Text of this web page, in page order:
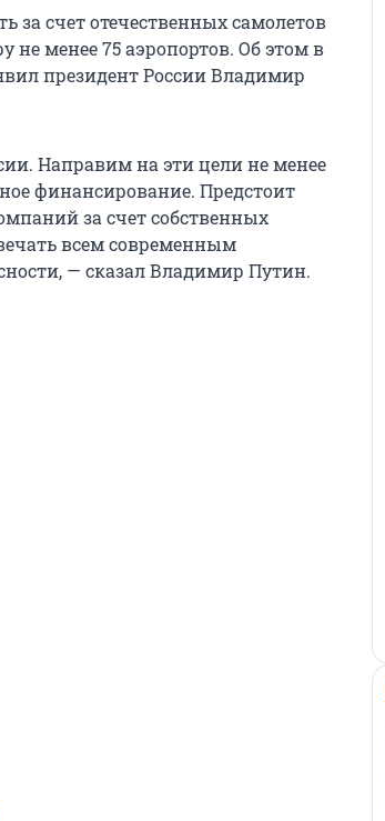
за счет отечественных самолетов
не менее 75 аэропортов. Об этом в
президент России Владимир
Направим на эти цели не менее
финансирование. Предстоит
за счет собственных
всем современным
— сказал Владимир Путин.